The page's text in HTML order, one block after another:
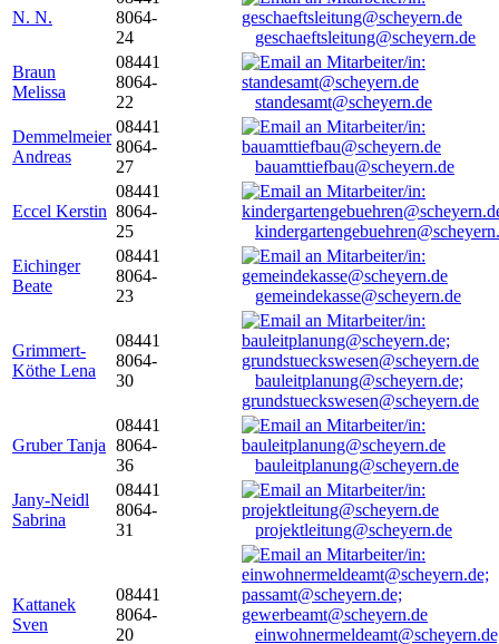
N. N.
8064-
24
geschaeftsleitung@scheyern.de
Braun
Melissa
08441
8064-
22
standesamt@scheyern.de
Demmelmeier
Andreas
08441
8064-
27
bauamttiefbau@scheyern.de
Eccel Kerstin
08441
8064-
25
Eichinger
Beate
08441
8064-
23
gemeindekasse@scheyern.de
Grimmert-
Köthe Lena
08441
8064-
30
bauleitplanung@scheyern.de;
grundstueckswesen@scheyern.de
Gruber Tanja
08441
8064-
36
bauleitplanung@scheyern.de
Jany-Neidl
Sabrina
08441
8064-
31
projektleitung@scheyern.de
Kattanek
Sven
08441
8064-
20